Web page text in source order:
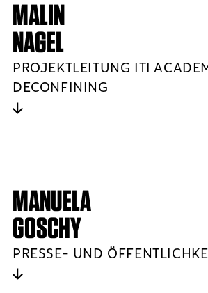
MALIN
NAGEL
PROJEKTLEITUNG ITI
DECONFINING
MANUELA
GOSCHY
PRESSE- UND